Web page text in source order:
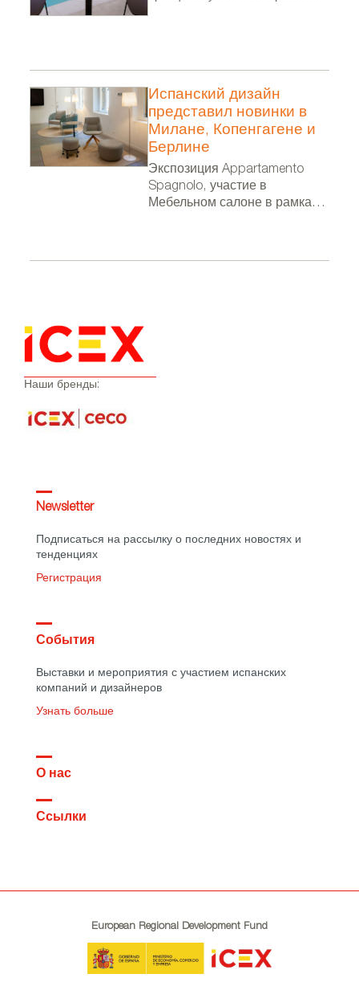
Испанский дизайн
представил новинки в
Милане, Копенгагене и
Берлине
Экспозиция Appartamento
Spagnolo, участие в
Мебельном салоне в рамках
Наши бренды:
Newsletter
Подписаться на рассылку о последних новостях и
тенденциях
Регистрация
События
Выставки и мероприятия с участием испанских
компаний и дизайнеров
Узнать больше
О нас
Ссылки
European Regional Development Fund